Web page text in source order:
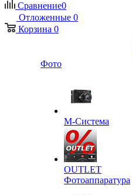
Сравнение0
Отложенные 0
Корзина 0
Фото
M-Система
OUTLET
Фотоаппаратура